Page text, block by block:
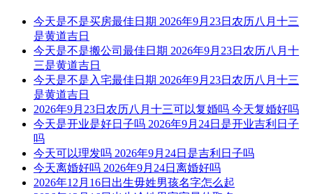
今天是不是买房最佳日期 2026年9月23日农历八月十三
是黄道吉日
今天是不是搬公司最佳日期 2026年9月23日农历八月十
三是黄道吉日
今天是不是入宅最佳日期 2026年9月23日农历八月十三
是黄道吉日
2026年9月23日农历八月十三可以复婚吗 今天复婚好吗
今天是开业是好日子吗 2026年9月24日是开业吉利日子
吗
今天可以理发吗 2026年9月24日是吉利日子吗
今天离婚好吗 2026年9月24日离婚好吗
2026年12月16日出生毋姓男孩名字怎么起